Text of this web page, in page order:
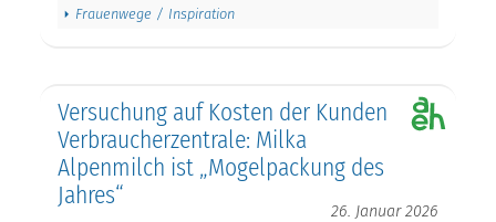
Frauenwege / Inspiration
Versuchung auf Kosten der Kunden
Verbraucherzentrale: Milka
Alpenmilch ist „Mogelpackung des
Jahres“
26. Januar 2026